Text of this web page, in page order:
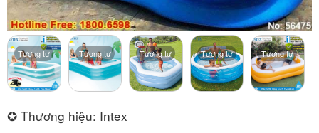
Tương tự Tương tự Tương tự Tương tự Tương tự
✪ Thương hiệu: Intex